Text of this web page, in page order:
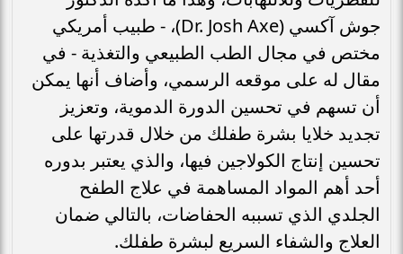
جوش آكسي (Dr. Josh Axe)، - طبيب أمريكي
مختص في مجال الطب الطبيعي والتغذية - في
مقال له على موقعه الرسمي، وأضاف أنها يمكن
أن تسهم في تحسين الدورة الدموية، وتعزيز
تجديد خلايا بشرة طفلك من خلال قدرتها على
تحسين إنتاج الكولاجين فيها، والذي يعتبر بدوره
أحد أهم المواد المساهمة في علاج الطفح
الجلدي الذي تسببه الحفاضات، بالتالي ضمان
العلاج والشفاء السريع لبشرة طفلك.